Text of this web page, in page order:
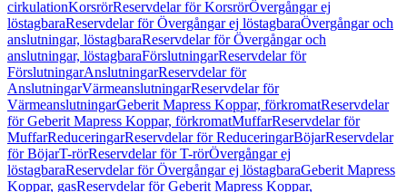
cirkulationKorsrörReservdelar för KorsrörÖvergångar ej
löstagbaraReservdelar för Övergångar ej löstagbaraÖvergångar och
anslutningar, löstagbaraReservdelar för Övergångar och
anslutningar, löstagbaraFörslutningarReservdelar för
FörslutningarAnslutningarReservdelar för
AnslutningarVärmeanslutningarReservdelar för
VärmeanslutningarGeberit Mapress Koppar, förkromatReservdelar
för Geberit Mapress Koppar, förkromatMuffarReservdelar för
MuffarReduceringarReservdelar för ReduceringarBöjarReservdelar
för BöjarT-rörReservdelar för T-rörÖvergångar ej
löstagbaraReservdelar för Övergångar ej löstagbaraGeberit Mapress
Koppar, gasReservdelar för Geberit Mapress Koppar,